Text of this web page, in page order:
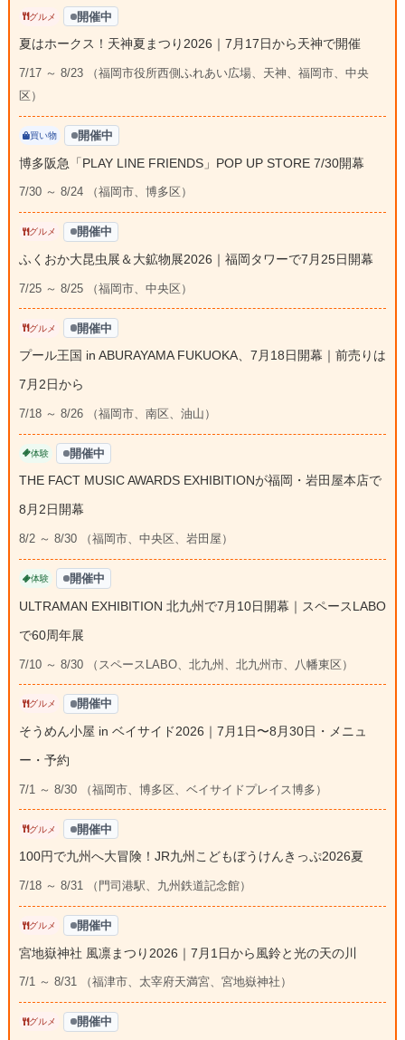
グルメ 開催中
夏はホークス！天神夏まつり2026｜7月17日から天神で開催
7/17 ～ 8/23 （福岡市役所西側ふれあい広場、天神、福岡市、中央
区）
買い物 開催中
博多阪急「PLAY LINE FRIENDS」POP UP STORE 7/30開幕
7/30 ～ 8/24 （福岡市、博多区）
グルメ 開催中
ふくおか大昆虫展＆大鉱物展2026｜福岡タワーで7月25日開幕
7/25 ～ 8/25 （福岡市、中央区）
グルメ 開催中
プール王国 in ABURAYAMA FUKUOKA、7月18日開幕｜前売りは
7月2日から
7/18 ～ 8/26 （福岡市、南区、油山）
体験 開催中
THE FACT MUSIC AWARDS EXHIBITIONが福岡・岩田屋本店で
8月2日開幕
8/2 ～ 8/30 （福岡市、中央区、岩田屋）
体験 開催中
ULTRAMAN EXHIBITION 北九州で7月10日開幕｜スペースLABO
で60周年展
7/10 ～ 8/30 （スペースLABO、北九州、北九州市、八幡東区）
グルメ 開催中
そうめん小屋 in ベイサイド2026｜7月1日〜8月30日・メニュ
ー・予約
7/1 ～ 8/30 （福岡市、博多区、ベイサイドプレイス博多）
グルメ 開催中
100円で九州へ大冒険！JR九州こどもぼうけんきっぷ2026夏
7/18 ～ 8/31 （門司港駅、九州鉄道記念館）
グルメ 開催中
宮地嶽神社 風凛まつり2026｜7月1日から風鈴と光の天の川
7/1 ～ 8/31 （福津市、太宰府天満宮、宮地嶽神社）
グルメ 開催中